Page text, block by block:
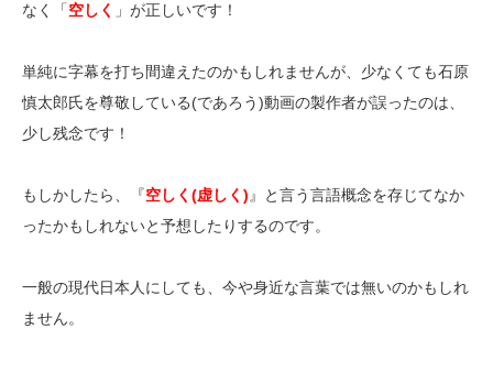
なく「空しく 」が正しいです！
単純に字幕を打ち間違えたのかもしれませんが、少なくても石原
慎太郎氏を尊敬している(であろう)動画の製作者が誤ったのは、
少し残念です！
もしかしたら、『空しく(虚しく)』と言う言語概念を存じてなか
ったかもしれないと予想したりするのです。
一般の現代日本人にしても、今や身近な言葉では無いのかもしれ
ません。